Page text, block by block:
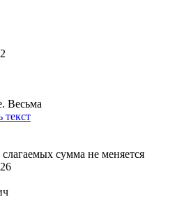
Весьма
текст
сумма не меняется